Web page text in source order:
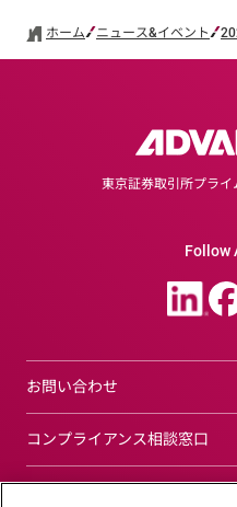
ホーム ニュース&イベント
東京証券取引所プライ
Follow
お問い合わせ
コンプライアンス相談窓口